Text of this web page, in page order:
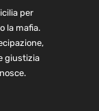
per
la mafia.
giustizia